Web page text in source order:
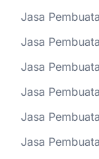
Jasa
Jasa
Jasa
Jasa
Jasa
Jasa